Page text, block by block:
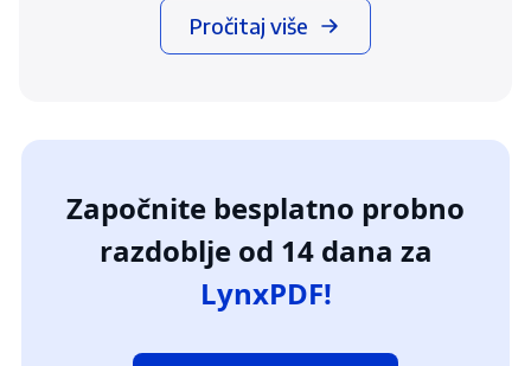
Pročitaj više
Započnite besplatno probno
razdoblje od 14 dana za
LynxPDF!